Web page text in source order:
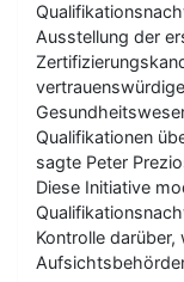
Ausstellung der
Qualifikationen
sagte Peter
Diese Initiative
Kontrolle